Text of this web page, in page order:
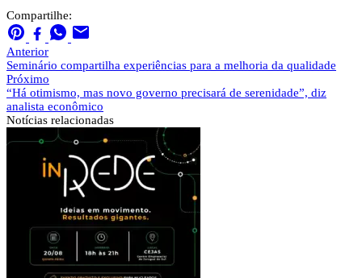
Compartilhe:
Anterior
Seminário compartilha experiências para a melhoria da qualidade
Próximo
“Há otimismo, mas novo governo precisará de serenidade”, diz
analista econômico
Notícias relacionadas